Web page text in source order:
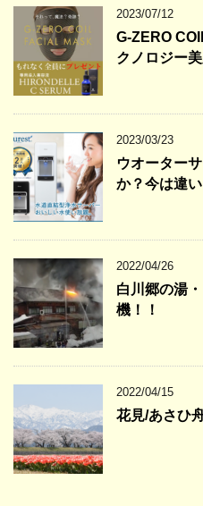
2023/07/12
G-ZERO
クノロジー
2023/03/23
ウオーター
か？今は違い
2022/04/26
白川郷の湯
機！！
2022/04/15
花見/あさひ